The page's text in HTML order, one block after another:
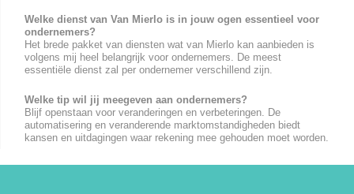
Welke dienst van Van Mierlo is in jouw ogen essentieel voor
ondernemers?
Het brede pakket van diensten wat van Mierlo kan aanbieden is
volgens mij heel belangrijk voor ondernemers. De meest
essentiële dienst zal per ondernemer verschillend zijn.
Welke tip wil jij meegeven aan ondernemers?
Blijf openstaan voor veranderingen en verbeteringen. De
automatisering en veranderende marktomstandigheden biedt
kansen en uitdagingen waar rekening mee gehouden moet worden.